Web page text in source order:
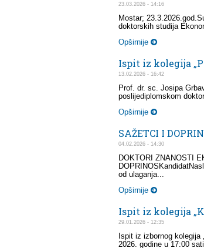
23.03.2026 - 14:16
Mostar;
doktorskih studija
Opširnije
Ispit iz kolegija
13.02.2026 - 16:42
Prof. dr. sc. Josipa
poslijediplomskom
Opširnije
SAŽETCI I
04.02.2026 - 14:30
DOKTORI ZNANOSTI
od ulaganja...
Opširnije
Ispit iz kolegija
29.01.2026 - 12:35
Ispit iz izbornog
2026. godine u 17:00